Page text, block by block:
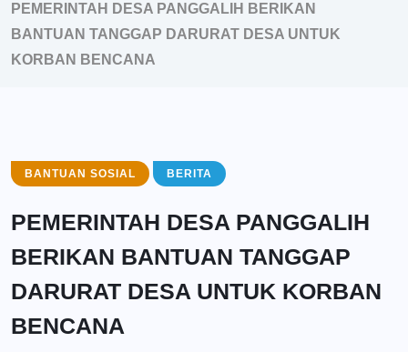
PEMERINTAH DESA PANGGALIH BERIKAN
BANTUAN TANGGAP DARURAT DESA UNTUK
KORBAN BENCANA
BANTUAN SOSIAL BERITA
PEMERINTAH DESA PANGGALIH
BERIKAN BANTUAN TANGGAP
DARURAT DESA UNTUK KORBAN
BENCANA